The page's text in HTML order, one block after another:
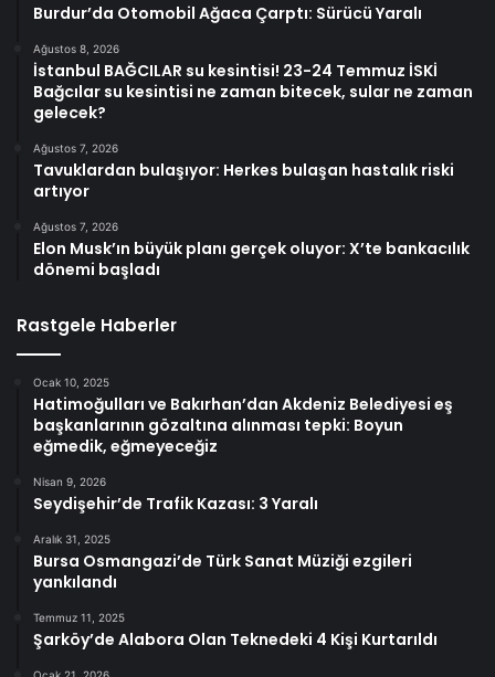
Burdur’da Otomobil Ağaca Çarptı: Sürücü Yaralı
Ağustos 8, 2026
İstanbul BAĞCILAR su kesintisi! 23-24 Temmuz İSKİ
Bağcılar su kesintisi ne zaman bitecek, sular ne zaman
gelecek?
Ağustos 7, 2026
Tavuklardan bulaşıyor: Herkes bulaşan hastalık riski
artıyor
Ağustos 7, 2026
Elon Musk’ın büyük planı gerçek oluyor: X’te bankacılık
dönemi başladı
Rastgele Haberler
Ocak 10, 2025
Hatimoğulları ve Bakırhan’dan Akdeniz Belediyesi eş
başkanlarının gözaltına alınması tepki: Boyun
eğmedik, eğmeyeceğiz
Nisan 9, 2026
Seydişehir’de Trafik Kazası: 3 Yaralı
Aralık 31, 2025
Bursa Osmangazi’de Türk Sanat Müziği ezgileri
yankılandı
Temmuz 11, 2025
Şarköy’de Alabora Olan Teknedeki 4 Kişi Kurtarıldı